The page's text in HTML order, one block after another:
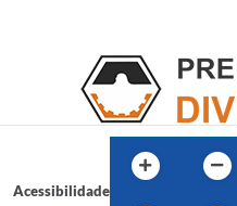
Acessibilidade